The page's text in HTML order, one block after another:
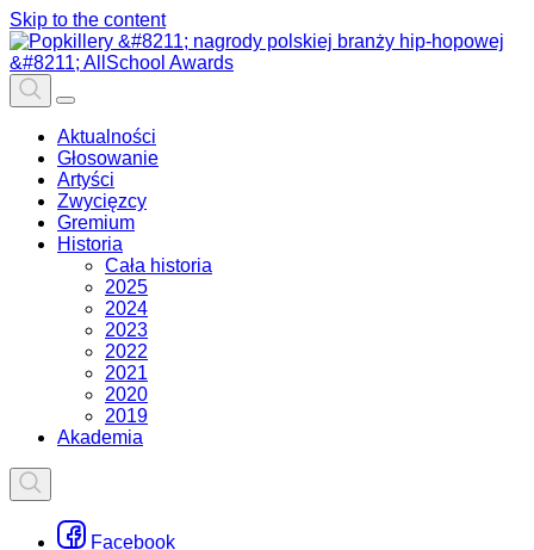
Skip to the content
Aktualności
Głosowanie
Artyści
Zwycięzcy
Gremium
Historia
Cała historia
2025
2024
2023
2022
2021
2020
2019
Akademia
Facebook